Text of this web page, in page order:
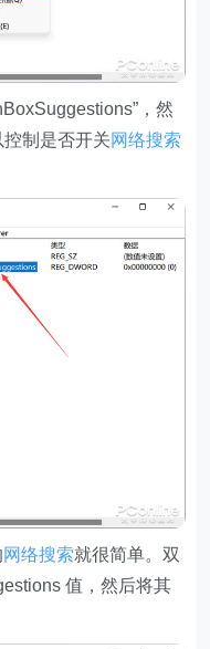
，然
制是否开关网络搜索
网络搜索就很简单。双
值，然后将其